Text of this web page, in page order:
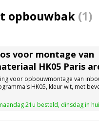
opbouwbak (1)
voor montage van
HK05 Paris
voor opbouwmontage van
HK05, kleur wit, met
21u besteld, dinsdag in